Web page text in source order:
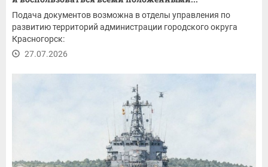
Подача документов возможна в отделы управления по
развитию территорий администрации городского округа
Красногорск:
27.07.2026